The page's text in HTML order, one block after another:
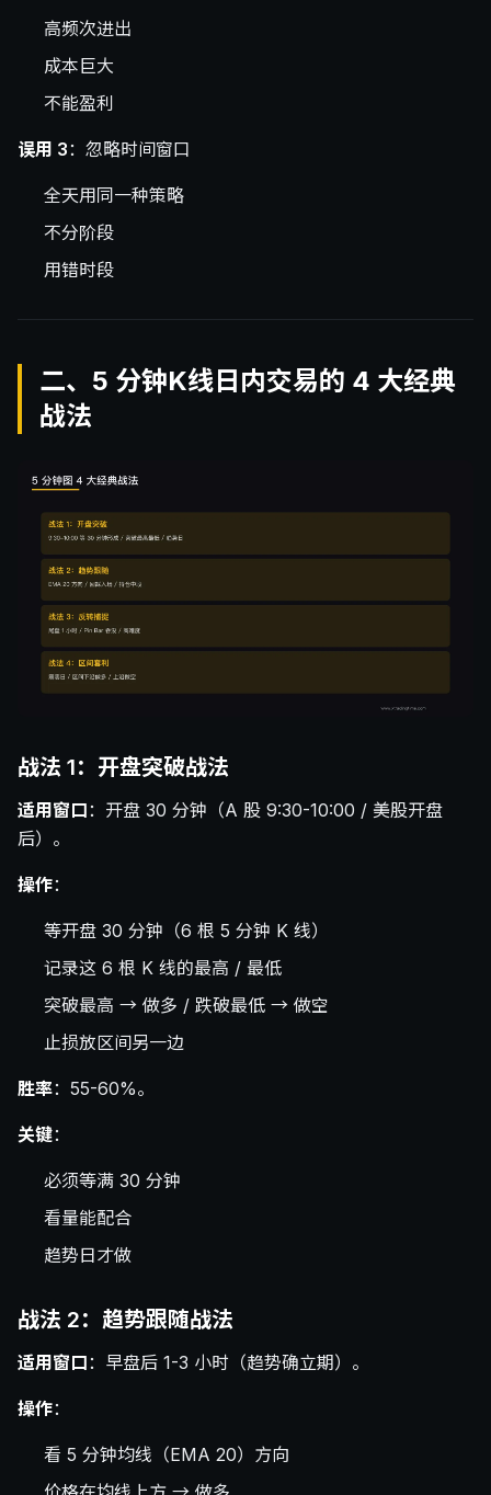
高频次进出
成本巨大
不能盈利
误用 3：忽略时间窗口
全天用同一种策略
不分阶段
用错时段
二、5 分钟K线日内交易的 4 大经典
战法
战法 1：开盘突破战法
适用窗口：开盘 30 分钟（A 股 9:30-10:00 / 美股开盘
后）。
操作：
等开盘 30 分钟（6 根 5 分钟 K 线）
记录这 6 根 K 线的最高 / 最低
突破最高 → 做多 / 跌破最低 → 做空
止损放区间另一边
胜率：55-60%。
关键：
必须等满 30 分钟
看量能配合
趋势日才做
战法 2：趋势跟随战法
适用窗口：早盘后 1-3 小时（趋势确立期）。
操作：
看 5 分钟均线（EMA 20）方向